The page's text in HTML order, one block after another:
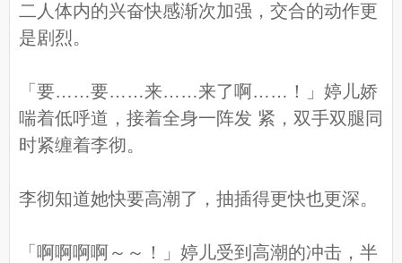
二人体内的兴奋快感渐次加强，交合的动作更
是剧烈。
「要……要……来……来了啊……！」婷儿娇
喘着低呼道，接着全身一阵发 紧，双手双腿同
时紧缠着李彻。
李彻知道她快要高潮了，抽插得更快也更深。
「啊啊啊啊～～！」婷儿受到高潮的冲击，半